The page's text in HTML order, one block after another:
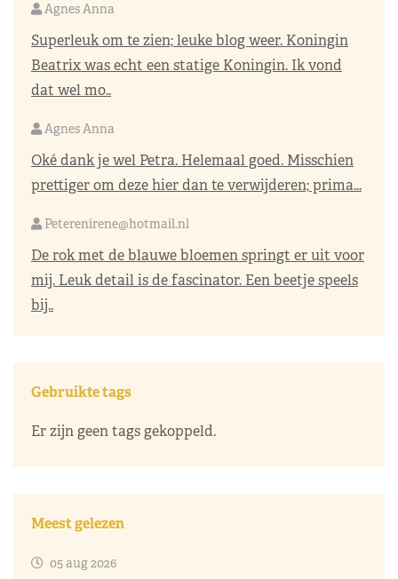
Agnes Anna
Superleuk om te zien; leuke blog weer. Koningin
Beatrix was echt een statige Koningin. Ik vond
dat wel mo..
Agnes Anna
Oké dank je wel Petra. Helemaal goed. Misschien
prettiger om deze hier dan te verwijderen; prima...
Peterenirene@hotmail.nl
De rok met de blauwe bloemen springt er uit voor
mij. Leuk detail is de fascinator. Een beetje speels
bij..
Gebruikte tags
Er zijn geen tags gekoppeld.
Meest gelezen
05 aug 2026